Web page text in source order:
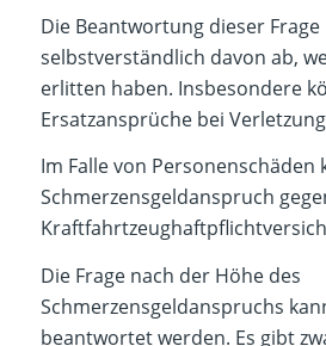
Die Beantwortung dieser
selbstverständlich davon ab,
erlitten haben. Insbesondere
Ersatzansprüche bei
Im Falle von Personenschäden
Schmerzensgeldanspruch
Die Frage nach der Höhe des
Schmerzensgeldanspruchs
beantwortet werden. Es gibt